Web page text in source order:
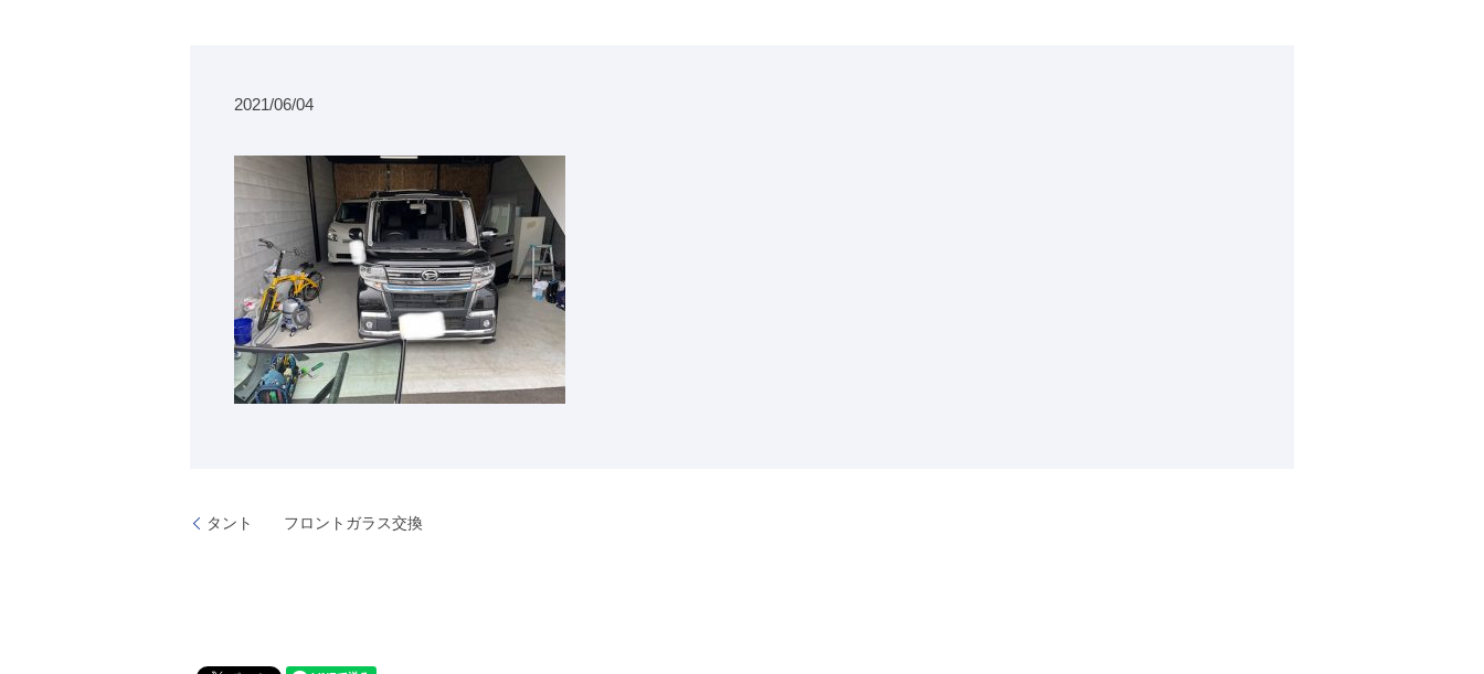
2021/06/04
タント フロントガラス交換